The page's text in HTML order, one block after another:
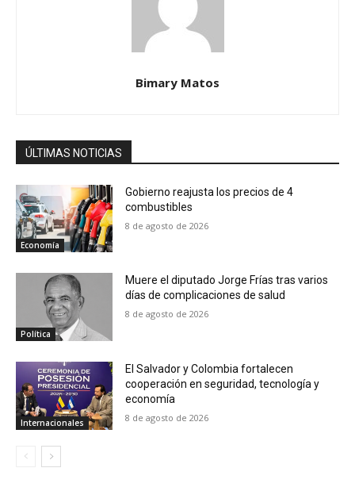
Bimary Matos
ÚLTIMAS NOTICIAS
Economía
Gobierno reajusta los precios de 4
combustibles
8 de agosto de 2026
Política
Muere el diputado Jorge Frías tras varios
días de complicaciones de salud
8 de agosto de 2026
Internacionales
El Salvador y Colombia fortalecen
cooperación en seguridad, tecnología y
economía
8 de agosto de 2026